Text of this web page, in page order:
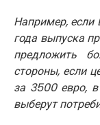
Например, если
года выпуска
предложить
стороны, если
за 3500 евро,
выберут